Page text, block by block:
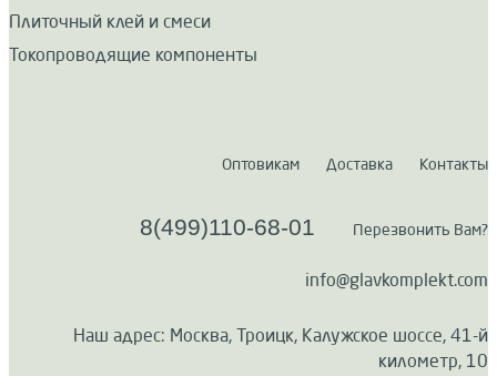
Плиточный клей и смеси
Токопроводящие компоненты
Оптовикам Доставка Контакты
8(499)110-68-01 Перезвонить Вам?
info@glavkomplekt.com
Наш адрес: Москва, Троицк, Калужское шоссе, 41-й
километр, 10